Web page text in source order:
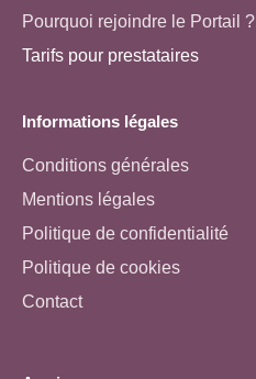
Pourquoi rejoindre le Portail ?
Tarifs pour prestataires
Informations légales
Conditions générales
Mentions légales
Politique de confidentialité
Politique de cookies
Contact